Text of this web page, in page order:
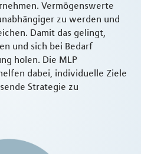
Vermögenswerte
zu werden und
Damit das gelingt,
und sich bei Bedarf
holen. Die MLP
dabei, individuelle Ziele
Strategie zu